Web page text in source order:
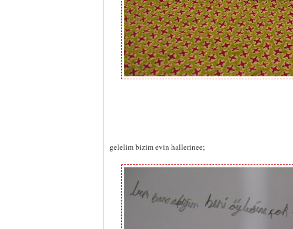
gelelim bizim evin hallerinee;